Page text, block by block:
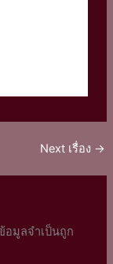
Next เรื่อง →
อมูลจำเป็นถูก